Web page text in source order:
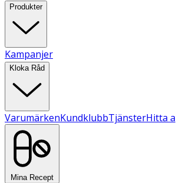
Produkter
Kampanjer
Kloka Råd
VarumärkenKundklubbTjänsterHitta
Mina Recept